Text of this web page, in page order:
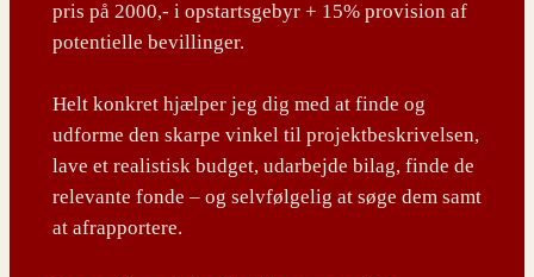
pris på 2000,- i opstartsgebyr + 15% provision af
potentielle bevillinger.
Helt konkret hjælper jeg dig med at finde og
udforme den skarpe vinkel til projektbeskrivelsen,
lave et realistisk budget, udarbejde bilag, finde de
relevante fonde – og selvfølgelig at søge dem samt
at afrapportere.